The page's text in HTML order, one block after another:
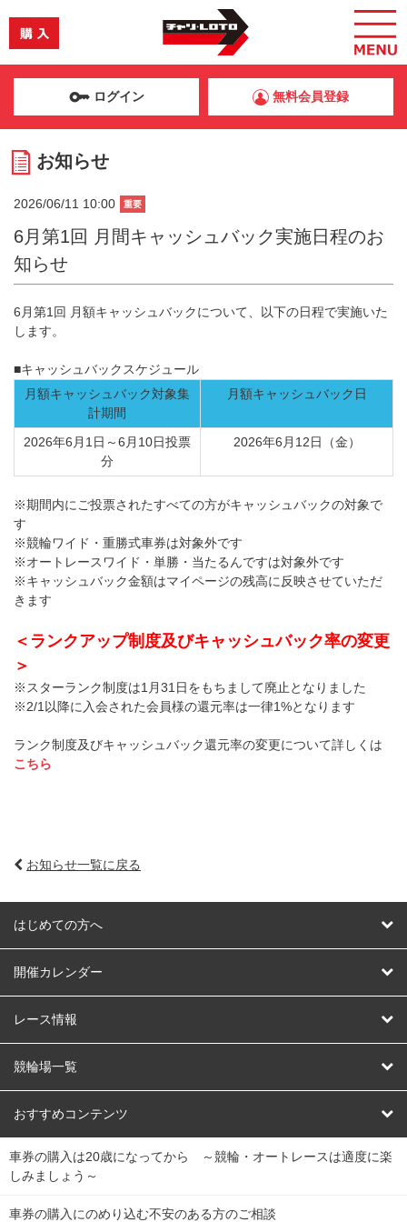
ログイン 無料会員登録
お知らせ
2026/06/11 10:00 重要
6月第1回 月間キャッシュバック実施日程のお
知らせ
6月第1回 月額キャッシュバックについて、以下の日程で実施いた
します。
■キャッシュバックスケジュール
月額キャッシュバック対象集
計期間
月額キャッシュバック日
2026年6月1日～6月10日投票
分
2026年6月12日（金）
※期間内にご投票されたすべての方がキャッシュバックの対象で
す
※競輪ワイド・重勝式車券は対象外です
※オートレースワイド・単勝・当たるんですは対象外です
※キャッシュバック金額はマイページの残高に反映させていただ
きます
＜ランクアップ制度及びキャッシュバック率の変更
＞
※スターランク制度は1月31日をもちまして廃止となりました
※2/1以降に入会された会員様の還元率は一律1%となります
ランク制度及びキャッシュバック還元率の変更について詳しくは
こちら
お知らせ一覧に戻る
はじめての方へ
はじめての方へ
開催カレンダー
競輪
オートレース
競輪くじ
Dokanto!
チャリロトプラザ
レース情報
レース予想
レース結果
キャリーオーバー一覧
競輪場一覧
北日本 函館競輪場
関
東
弥彦競輪場 前橋競輪場 取手競輪場 宇都宮競輪場
おすすめコンテンツ
競輪選手情報
Perfecta Navi
車券の購入は20歳になってから ～競輪・オートレースは適度に楽
しみましょう～
車券の購入にのめり込む不安のある方のご相談